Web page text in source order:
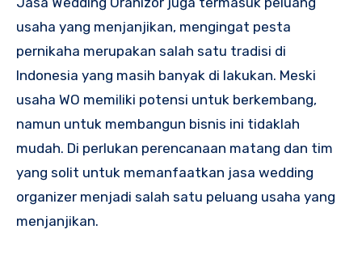
usaha yang menjanjikan, mengingat pesta
pernikaha merupakan salah satu tradisi di
Indonesia yang masih banyak di lakukan. Meski
usaha WO memiliki potensi untuk berkembang,
namun untuk membangun bisnis ini tidaklah
mudah. Di perlukan perencanaan matang dan tim
yang solit untuk memanfaatkan jasa wedding
organizer menjadi salah satu peluang usaha yang
menjanjikan.